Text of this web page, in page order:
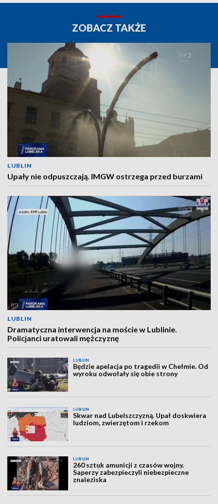
ZOBACZ TAKŻE
LUBLIN
Upały nie odpuszczają. IMGW ostrzega przed burzami
LUBLIN
Dramatyczna interwencja na moście w Lublinie.
Policjanci uratowali mężczyznę
LUBLIN
Będzie apelacja po tragedii w Chełmie. Od
wyroku odwołały się obie strony
LUBLIN
Skwar nad Lubelszczyzną. Upał doskwiera
ludziom, zwierzętom i rzekom
LUBLIN
260 sztuk amunicji z czasów wojny.
Saperzy zabezpieczyli niebezpieczne
znaleziska